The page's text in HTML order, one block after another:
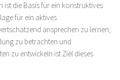
die Basis für ein konstruktives
für ein aktives
ansprechen zu lernen,
zu betrachten und
zu entwickeln ist Ziel dieses